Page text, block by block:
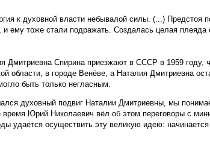
к духовной власти небывалой силы. (...)
тоже стали подражать. Создалась целая
Дмитриевна Спирина приезжают в СССР в 1959
области, в городе Венёве, а Наталия Дмитриевна
быть только негласным.
духовный подвиг Наталии Дмитриевны, мы
Юрий Николаевич вёл об этом переговоры с
удаётся осуществить эту великую идею: